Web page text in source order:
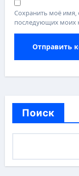
Сохранить моё имя,
последующих моих
Поиск